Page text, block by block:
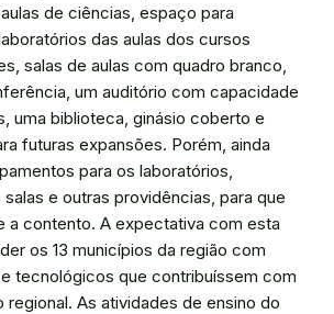
de ciências, espaço para
das aulas dos cursos
salas de aulas com quadro branco,
um auditório com capacidade
uma biblioteca, ginásio coberto e
futuras expansões. Porém, ainda
para os laboratórios,
e outras providências, para que
a contento. A expectativa com esta
os 13 municípios da região com
tecnológicos que contribuíssem com
regional. As atividades de ensino do